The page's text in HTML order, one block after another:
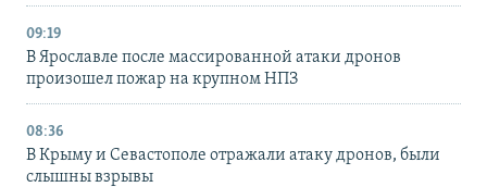
09:19
В Ярославле после массированной атаки дронов
произошел пожар на крупном НПЗ
08:36
В Крыму и Севастополе отражали атаку дронов, были
слышны взрывы